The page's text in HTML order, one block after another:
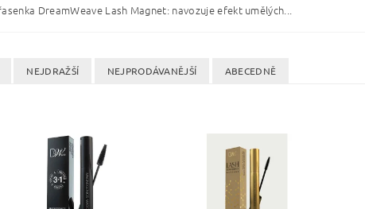
DreamWeave Lash Magnet: navozuje efekt umělých...
NEJDRAŽŠÍ NEJPRODÁVANĚJŠÍ
ABECEDNĚ